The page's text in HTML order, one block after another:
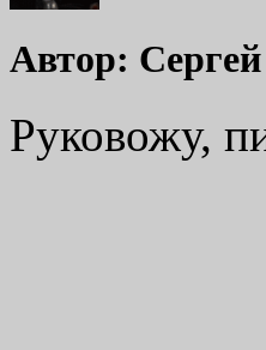
Автор:
Руковожу,